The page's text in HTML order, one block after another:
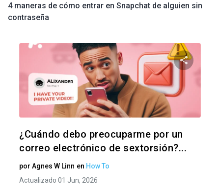
4 maneras de cómo entrar en Snapchat de alguien sin
contraseña
¿Cuándo debo preocuparme por un
correo electrónico de sextorsión?...
por Agnes W Linn en How To
Actualizado 01 Jun, 2026